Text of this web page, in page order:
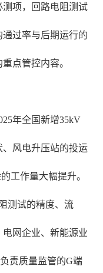
测项，回路电阻测试
过率与后期运行的
点管控内容。
年全国新增35kV
、风电升压站的投运
工作量大幅提升。
测试的精度、流
网企业、新能源业
责质量监管的G端